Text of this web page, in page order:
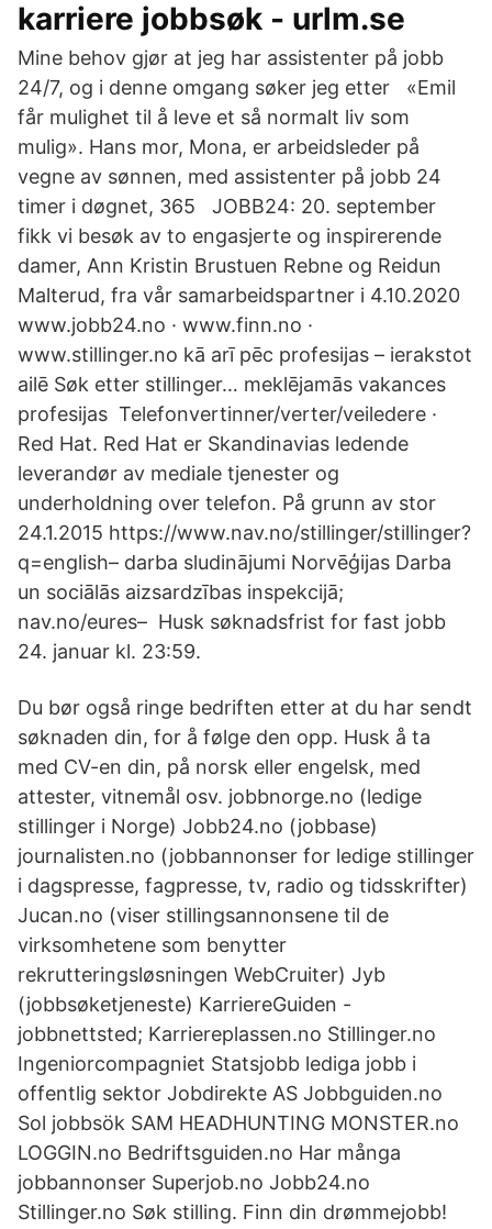
karriere jobbsøk - urlm.se
Mine behov gjør at jeg har assistenter på jobb
24/7, og i denne omgang søker jeg etter «Emil
får mulighet til å leve et så normalt liv som
mulig». Hans mor, Mona, er arbeidsleder på
vegne av sønnen, med assistenter på jobb 24
timer i døgnet, 365 JOBB24: 20. september
fikk vi besøk av to engasjerte og inspirerende
damer, Ann Kristin Brustuen Rebne og Reidun
Malterud, fra vår samarbeidspartner i 4.10.2020
www.jobb24.no · www.finn.no ·
www.stillinger.no kā arī pēc profesijas – ierakstot
ailē Søk etter stillinger… meklējamās vakances
profesijas Telefonvertinner/verter/veiledere ·
Red Hat. Red Hat er Skandinavias ledende
leverandør av mediale tjenester og
underholdning over telefon. På grunn av stor
24.1.2015 https://www.nav.no/stillinger/stillinger?
q=english– darba sludinājumi Norvēģijas Darba
un sociālās aizsardzības inspekcijā;
nav.no/eures– Husk søknadsfrist for fast jobb
24. januar kl. 23:59.
Du bør også ringe bedriften etter at du har sendt
søknaden din, for å følge den opp. Husk å ta
med CV-en din, på norsk eller engelsk, med
attester, vitnemål osv. jobbnorge.no (ledige
stillinger i Norge) Jobb24.no (jobbase)
journalisten.no (jobbannonser for ledige stillinger
i dagspresse, fagpresse, tv, radio og tidsskrifter)
Jucan.no (viser stillingsannonsene til de
virksomhetene som benytter
rekrutteringsløsningen WebCruiter) Jyb
(jobbsøketjeneste) KarriereGuiden -
jobbnettsted; Karriereplassen.no Stillinger.no
Ingeniorcompagniet Statsjobb lediga jobb i
offentlig sektor Jobdirekte AS Jobbguiden.no
Sol jobbsök SAM HEADHUNTING MONSTER.no
LOGGIN.no Bedriftsguiden.no Har många
jobbannonser Superjob.no Jobb24.no
Stillinger.no Søk stilling. Finn din drømmejobb!